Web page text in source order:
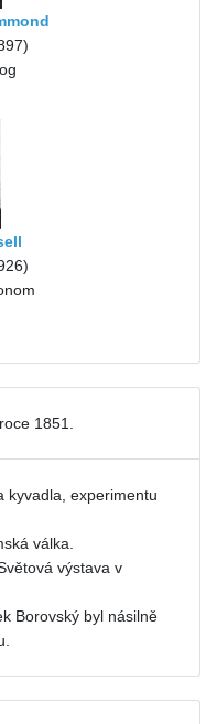
1851.
kyvadla, experimentu
válka.
výstava v
Borovský byl násilně